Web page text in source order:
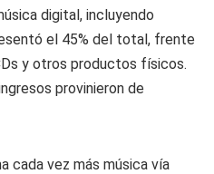
digital, incluyendo
el 45% del total, frente
y otros productos físicos.
provinieron de
cada vez más música vía